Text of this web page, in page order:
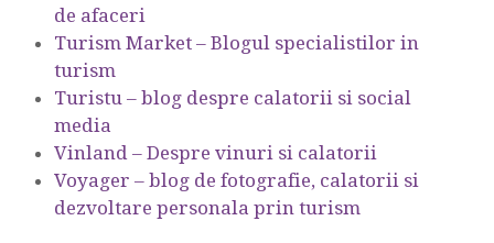
de afaceri
Turism Market – Blogul specialistilor in
turism
Turistu – blog despre calatorii si social
media
Vinland – Despre vinuri si calatorii
Voyager – blog de fotografie, calatorii si
dezvoltare personala prin turism